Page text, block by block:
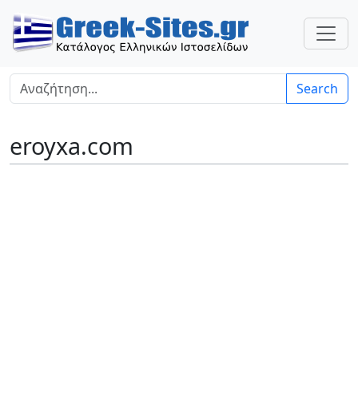
Search
eroyxa.com